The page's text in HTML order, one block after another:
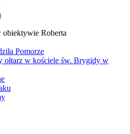
Roberta
Pomorze
w kościele św. Brygidy w